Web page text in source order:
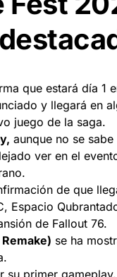
que estará día 1
y llegará en
juego de la saga.
aunque no se
ver en el
de que
Espacio
de Fallout 76.
se ha